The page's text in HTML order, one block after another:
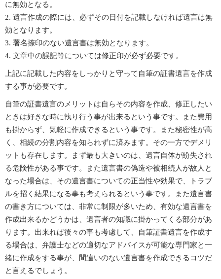
に無効となる。
遺言作成の際には、必ずその日付を記載しなければ遺言は無
効となります。
署名捺印のない遺言書は無効となります。
文章中の誤記等については修正印が必ず必要です。
上記に記載した内容をしっかりと守って自筆の証書遺言を作成
する事が必要です。
自筆の証書遺言のメリットは自らその内容を作成、修正したい
ときは好きな時に執り行う事が出来るという事です。また費用
も掛からず、気軽に作成できるという事です。また秘密性が高
く、相続の分割内容を知られずに済みます。その一方でデメリ
ットも存在します。まず最も大きいのは、遺言自体が紛失され
る危険性がある事です。また遺言書の偽造や被相続人が故人と
なった場合は、その遺言書についての正当性や効果で、トラブ
ルを招く結果になる事も考えられるという事です。また遺言書
の書き方については、非常に制限が多いため、有効な遺言書を
作成出来るかどうかは、遺言者の知識に掛かってくる部分があ
ります。出来れば後々の事も考慮して、自筆証書遺言を作成す
る場合は、弁護士などの適切なアドバイスが可能な専門家と一
緒に作成をする事が、間違いのない遺言書を作成できるコツだ
と言えるでしょう。